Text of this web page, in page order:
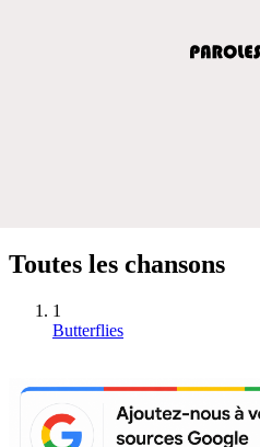
Toutes les chansons
1
Butterflies